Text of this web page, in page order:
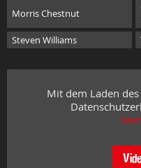
Morris Chestnut
Steven Williams
Mit dem Laden